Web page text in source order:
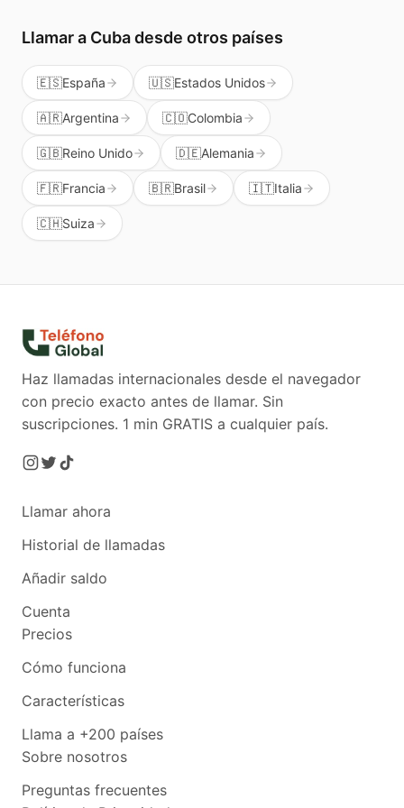
Llamar a Cubadesde otros países
🇪🇸España 🇺🇸Estados Unidos
🇦🇷Argentina 🇨🇴Colombia
🇬🇧Reino Unido 🇩🇪Alemania
🇫🇷Francia 🇧🇷Brasil 🇮🇹Italia
🇨🇭Suiza
Haz llamadas internacionales desde el navegador
con precio exacto antes de llamar. Sin
suscripciones. 1 min GRATIS a cualquier país.
Llamar ahora
Historial de llamadas
Añadir saldo
Cuenta
Precios
Cómo funciona
Características
Llama a +200 países
Sobre nosotros
Preguntas frecuentes